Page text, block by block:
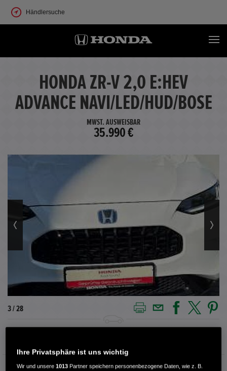
Händlersuche
HONDA ZR-V 2,0 E:HEV
ADVANCE NAVI/LED/HUD/BOSE
MWST. AUSWEISBAR
35.990 €
3 / 28
Kilometerstand 22.060 km
Ihre Privatsphäre ist uns wichtig
Wir und unsere1013 Partner speichern personenbezogene Daten, wie z. B.